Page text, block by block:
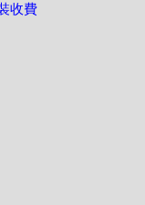
收費